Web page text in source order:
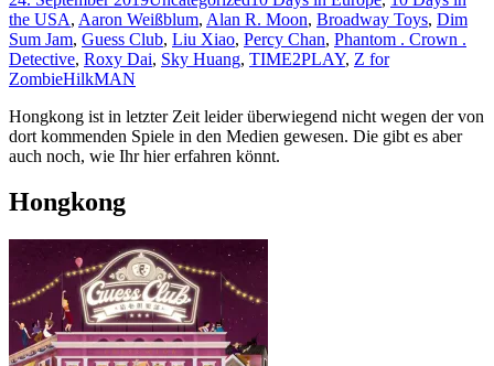
the USA, Aaron Weißblum, Alan R. Moon, Broadway Toys, Dim
Sum Jam, Guess Club, Liu Xiao, Percy Chan, Phantom . Crown .
Detective, Roxy Dai, Sky Huang, TIME2PLAY, Z for
ZombieHilkMAN
Hongkong ist in letzter Zeit leider überwiegend nicht wegen der von
dort kommenden Spiele in den Medien gewesen. Die gibt es aber
auch noch, wie Ihr hier erfahren könnt.
Hongkong